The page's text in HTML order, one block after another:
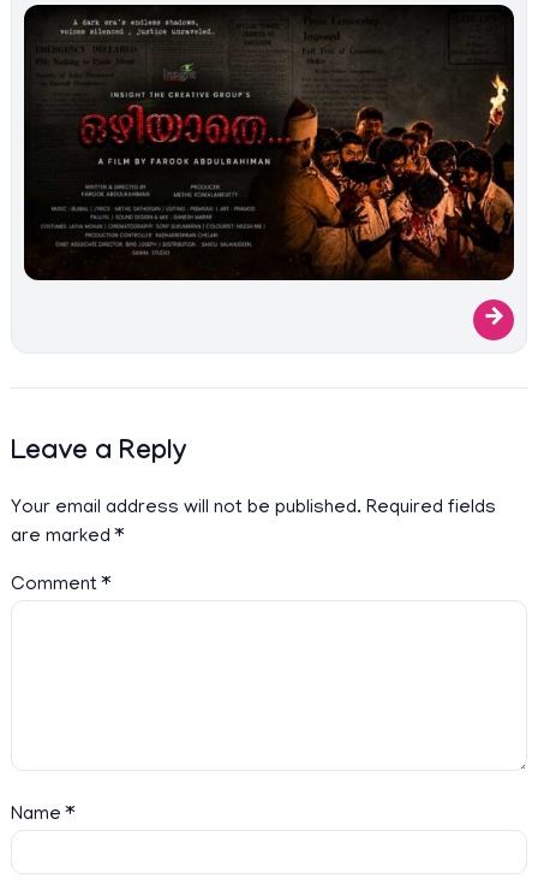
→
Leave a Reply
Your email address will not be published. Required fields
are marked*
Comment*
Name*